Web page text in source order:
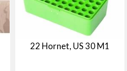
22 Hornet, US 30 M1